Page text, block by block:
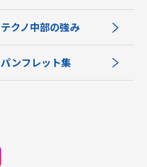
テクノ中部の強み
パンフレット集